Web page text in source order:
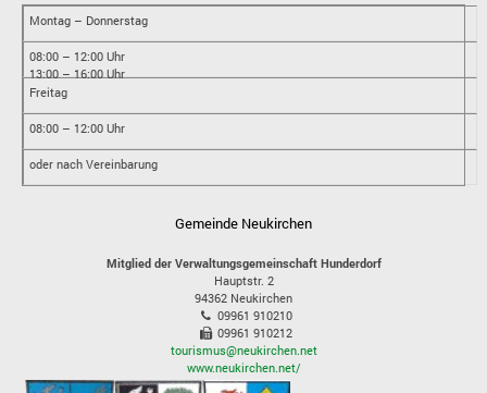
Montag – Donnerstag
08:00 – 12:00 Uhr
13:00 – 16:00 Uhr
Freitag
08:00 – 12:00 Uhr
oder nach Vereinbarung
Gemeinde Neukirchen
Mitglied der Verwaltungsgemeinschaft Hunderdorf
Hauptstr. 2
94362 Neukirchen
09961 910210
09961 910212
tourismus@neukirchen.net
www.neukirchen.net/